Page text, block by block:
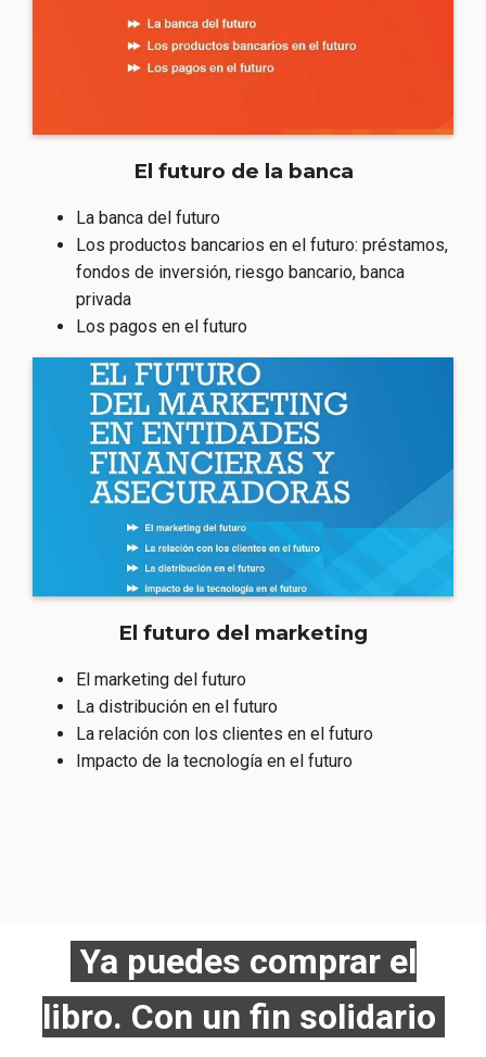
El futuro de la banca
La banca del futuro
Los productos bancarios en el futuro: préstamos,
fondos de inversión, riesgo bancario, banca
privada
Los pagos en el futuro
El futuro del marketing
El marketing del futuro
La distribución en el futuro
La relación con los clientes en el futuro
Impacto de la tecnología en el futuro
Ya puedes comprar el
libro. Con un fin solidario